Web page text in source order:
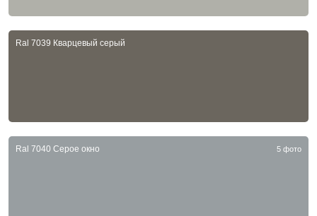
Ral 7039 Кварцевый серый
Ral 7040 Серое окно 5 фото